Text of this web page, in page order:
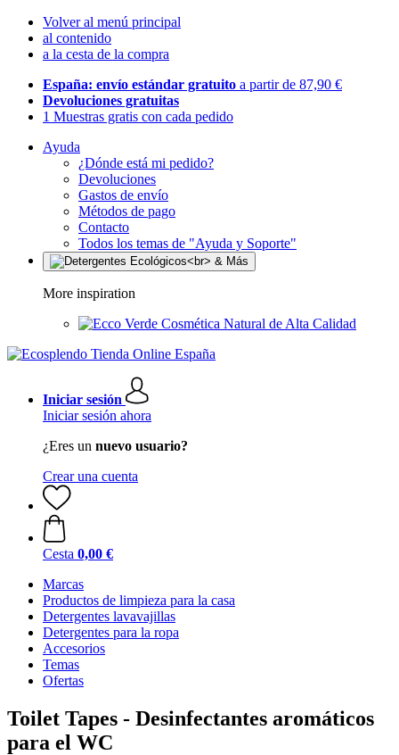
Volver al menú principal
al contenido
a la cesta de la compra
España: envío estándar gratuito a partir de 87,90 €
Devoluciones gratuitas
1 Muestras gratis con cada pedido
Ayuda
¿Dónde está mi pedido?
Devoluciones
Gastos de envío
Métodos de pago
Contacto
Todos los temas de "Ayuda y Soporte"
More inspiration
Cosmética Natural de Alta Calidad
Iniciar sesión
Iniciar sesión ahora
¿Eres un nuevo usuario?
Crear una cuenta
Cesta 0,00 €
Marcas
Productos de limpieza para la casa
Detergentes lavavajillas
Detergentes para la ropa
Accesorios
Temas
Ofertas
Toilet Tapes - Desinfectantes aromáticos
para el WC